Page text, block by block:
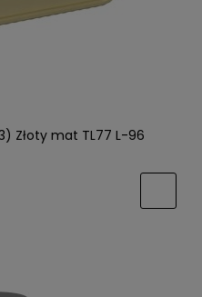
Złoty mat TL77 L-96